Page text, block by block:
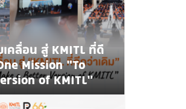
คลื่อน สู่ KMITL ที่ดี
Mission “To
of KMITL”